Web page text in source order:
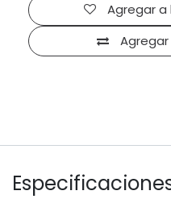
Agregar